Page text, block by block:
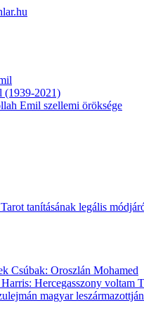
(1939-2021)
Emil szellemi öröksége
tanításának legális
Csúbak: Oroszlán Mohamed
Hercegasszony voltam
magyar